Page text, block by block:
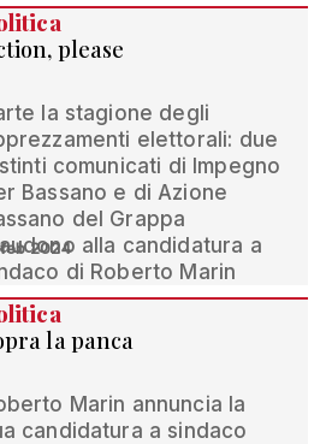
please
la stagione degli
elettorali: due
comunicati di Impegno
Bassano e di Azione
del Grappa
alla candidatura a
di Roberto Marin
feb 2024
la panca
Marin annuncia la
candidatura a sindaco